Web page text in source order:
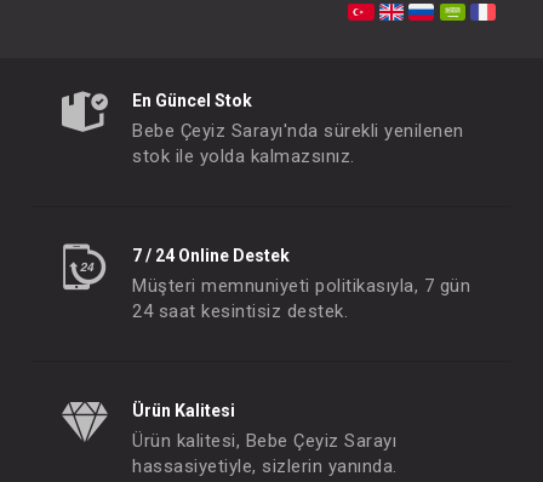
En Güncel Stok
Bebe Çeyiz Sarayı'nda sürekli yenilenen
stok ile yolda kalmazsınız.
7 / 24 Online Destek
Müşteri memnuniyeti politikasıyla, 7 gün
24 saat kesintisiz destek.
Ürün Kalitesi
Ürün kalitesi, Bebe Çeyiz Sarayı
hassasiyetiyle, sizlerin yanında.